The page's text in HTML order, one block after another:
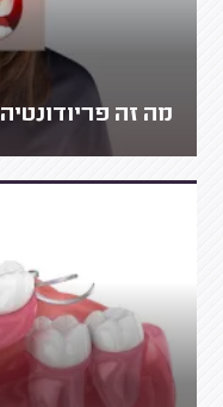
מה זה פריודונטיה